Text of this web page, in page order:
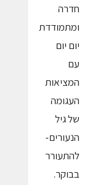
חדרה
ומתמודדת
יום יום
עם
המציאות
העגומה
של גיל
הנעורים-
להתעורר
בבוקר.